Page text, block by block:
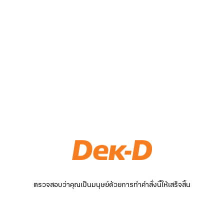
ตรวจสอบว่าคุณเป็นมนุษย์ด้วยการทำคำสั่งนี้ให้เสร็จสิ้น